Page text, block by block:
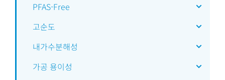
PFAS-Free
고순도
내가수분해성
가공 용이성